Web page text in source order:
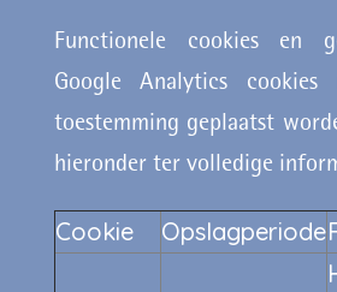
Functionele cookies en
Google Analytics cookies
toestemming geplaatst
hieronder ter volledige
Cookie Opslagperiode